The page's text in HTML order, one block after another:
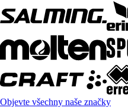
Objevte všechny naše značky